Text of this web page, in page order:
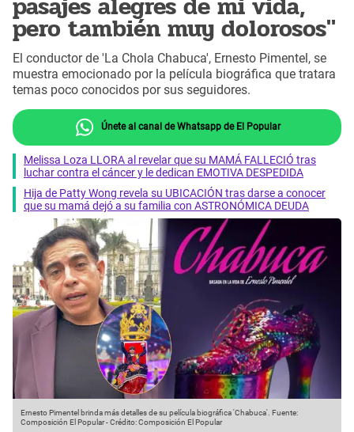
pero también muy dolorosos"
El conductor de 'La Chola Chabuca', Ernesto Pimentel, se
muestra emocionado por la película biográfica que tratara
temas poco conocidos por sus seguidores.
Únete al canal de Whatsapp de El Popular
Melissa Loza LLORA al revelar que su MAMÁ FALLECIÓ tras
luchar contra el cáncer y le dedican EMOTIVA DESPEDIDA
Hija de Patty Wong revela su UBICACIÓN tras darse a conocer
que su mamá dejó a su familia con ASTRONÓMICA DEUDA
Ernesto Pimentel brinda más detalles de su película biográfica 'Chabuca'. Fuente:
Composición El Popular-Crédito: Composición El Popular